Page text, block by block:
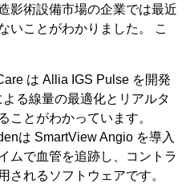
影術設備市場の企業では最近
いことがわかりました。 こ
は Allia IGS Pulse を開発
よる線量の最適化とリアルタ
ことがわかっています。
は SmartView Angio を導入
ムで血管を追跡し、コントラ
されるソフトウェアです。